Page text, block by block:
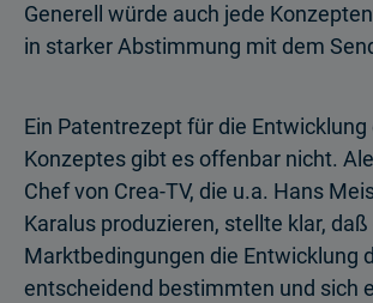
Generell würde auch jede
in starker Abstimmung mit dem
Ein Patentrezept für die
Konzeptes gibt es offenbar nicht.
Chef von Crea-TV, die u.a. Hans
Karalus produzieren, stellte klar, daß
Marktbedingungen die Entwicklung
entscheidend bestimmten und sich